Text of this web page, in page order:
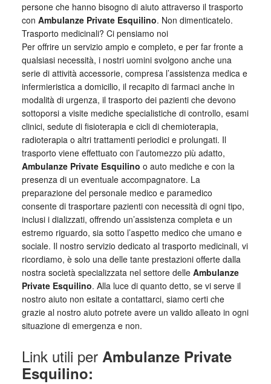
persone che hanno bisogno di aiuto attraverso il trasporto
con Ambulanze Private Esquilino. Non dimenticatelo.
Trasporto medicinali? Ci pensiamo noi
Per offrire un servizio ampio e completo, e per far fronte a
qualsiasi necessità, i nostri uomini svolgono anche una
serie di attività accessorie, compresa l’assistenza medica e
infermieristica a domicilio, il recapito di farmaci anche in
modalità di urgenza, il trasporto dei pazienti che devono
sottoporsi a visite mediche specialistiche di controllo, esami
clinici, sedute di fisioterapia e cicli di chemioterapia,
radioterapia o altri trattamenti periodici e prolungati. Il
trasporto viene effettuato con l’automezzo più adatto,
Ambulanze Private Esquilino o auto mediche e con la
presenza di un eventuale accompagnatore. La
preparazione del personale medico e paramedico
consente di trasportare pazienti con necessità di ogni tipo,
inclusi i dializzati, offrendo un’assistenza completa e un
estremo riguardo, sia sotto l’aspetto medico che umano e
sociale. Il nostro servizio dedicato al trasporto medicinali, vi
ricordiamo, è solo una delle tante prestazioni offerte dalla
nostra società specializzata nel settore delle Ambulanze
Private Esquilino. Alla luce di quanto detto, se vi serve il
nostro aiuto non esitate a contattarci, siamo certi che
grazie al nostro aiuto potrete avere un valido alleato in ogni
situazione di emergenza e non.
Link utili per Ambulanze Private
Esquilino: